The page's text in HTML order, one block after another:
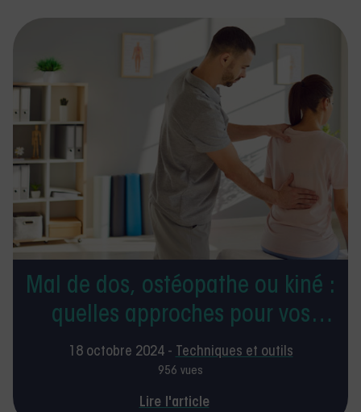
Mal de dos, ostéopathe ou kiné :
quelles approches pour vos
patients ?
18 octobre 2024 - Techniques et outils
956 vues
Lire l'article